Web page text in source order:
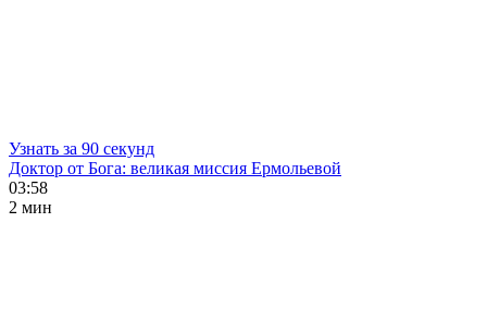
Узнать за 90 секунд
Доктор от Бога: великая миссия Ермольевой
03:58
2 мин